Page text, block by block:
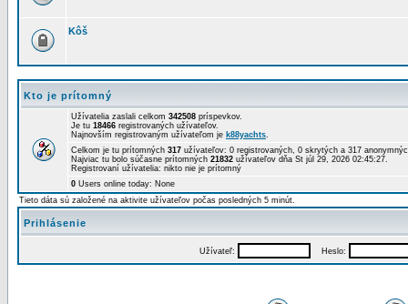
Kôš
Kto je prítomný
Užívatelia zaslali celkom 342508 príspevkov.
Je tu 18466 registrovaných užívateľov.
Najnovším registrovaným užívateľom je k88yachts.
Celkom je tu prítomných 317 užívateľov: 0 registrovaných, 0 skrytých a 317
Najviac tu bolo súčasne prítomných 21832 užívateľov dňa St júl 29, 2026 02:45:27.
Registrovaní užívatelia: nikto nie je prítomný
0 Users online today: None
Tieto dáta sú založené na aktivite užívateľov počas posledných 5 minút.
Prihlásenie
Užívateľ: Heslo: